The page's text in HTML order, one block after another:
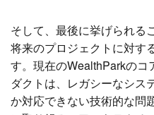
そして、最後に挙げられる
将来のプロジェクトに対す
す。現在のWealthParkのコ
ダクトは、レガシーなシス
か対応できない技術的な問